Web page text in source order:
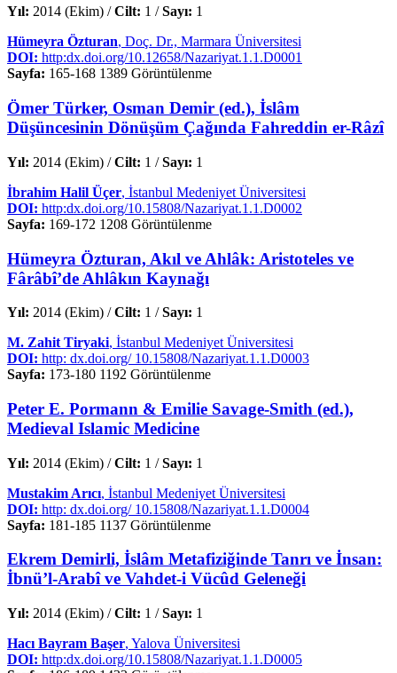
Yıl: 2014 (Ekim) /Cilt: 1 /Sayı: 1
Hümeyra Özturan, Doç. Dr., Marmara Üniversitesi
DOI: http:dx.doi.org/10.12658/Nazariyat.1.1.D0001
Sayfa: 165-168 1389 Görüntülenme
Ömer Türker, Osman Demir (ed.), İslâm
Düşüncesinin Dönüşüm Çağında Fahreddin er-Râzî
Yıl: 2014 (Ekim) /Cilt: 1 /Sayı: 1
İbrahim Halil Üçer, İstanbul Medeniyet Üniversitesi
DOI: http:dx.doi.org/10.15808/Nazariyat.1.1.D0002
Sayfa: 169-172 1208 Görüntülenme
Hümeyra Özturan, Akıl ve Ahlâk: Aristoteles ve
Fârâbî’de Ahlâkın Kaynağı
Yıl: 2014 (Ekim) /Cilt: 1 /Sayı: 1
M. Zahit Tiryaki, İstanbul Medeniyet Üniversitesi
DOI: http: dx.doi.org/ 10.15808/Nazariyat.1.1.D0003
Sayfa: 173-180 1192 Görüntülenme
Peter E. Pormann & Emilie Savage-Smith (ed.),
Medieval Islamic Medicine
Yıl: 2014 (Ekim) /Cilt: 1 /Sayı: 1
Mustakim Arıcı, İstanbul Medeniyet Üniversitesi
DOI: http: dx.doi.org/ 10.15808/Nazariyat.1.1.D0004
Sayfa: 181-185 1137 Görüntülenme
Ekrem Demirli, İslâm Metafiziğinde Tanrı ve İnsan:
İbnü’l-Arabî ve Vahdet-i Vücûd Geleneği
Yıl: 2014 (Ekim) /Cilt: 1 /Sayı: 1
Hacı Bayram Başer, Yalova Üniversitesi
DOI: http:dx.doi.org/10.15808/Nazariyat.1.1.D0005